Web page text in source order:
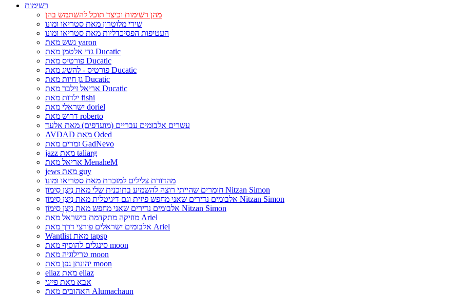
רשימות
מהן רשימות וכיצד תוכל להשתמש בהן
שירי מלוטרון מאת סטריאו ומונו
העטיפות הפסיכדליות מאת סטריאו ומונו
גשש מאת yaron
גדי אלטמן מאת Ducatic
פורטיס מאת Ducatic
פורטיס - להשיג מאת Ducatic
גן חיות מאת Ducatic
אריאל זילבר מאת Ducatic
ילדות מאת fishi
ישראלי מאת doriel
דרוש מאת roberto
עשרים אלבומים עבריים (מועדפים) מאת אלעד
AVDAD מאת Oded
זמרים מאת GadNevo
jazz מאת taliarg
אריאל מאת MenaheM
jews מאת guy
מהדורת צלילים למזכרת מאת סטריאו ומונו
חומרים שהייתי רוצה להשמיע בתוכנית שלי מאת נִיצָן סִימוֹן Nitzan Simon
אלבומים נדירים שאני מחפש פיזית וגם דיגיטלית מאת נִיצָן סִימוֹן Nitzan Simon
אלבומים נדירים שאני מחפש מאת נִיצָן סִימוֹן Nitzan Simon
מוזיקה מתקדמת בישראל מאת Ariel
אלבומים ישראלים פורצי דרך מאת Ariel
Wantlist מאת tapsp
סינגלים להוסיף מאת moon
טרילוגיה מאת moon
יהונתן גפן מאת moon
eliaz מאת eliaz
אבא מאת פייגי
האהובים מאת Alumachaun